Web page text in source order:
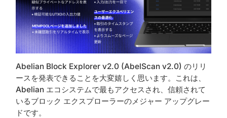
Abelian Block Explorer v2.0 (AbelScan v2.0) のリリ
ースを発表できることを大変嬉しく思います。これは、
Abelian エコシステムで最もアクセスされ、信頼されて
いるブロック エクスプローラーのメジャー アップグレー
ドです。